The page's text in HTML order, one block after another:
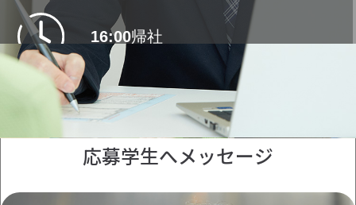
そこを提供できるのが宮地楽器の防
音・リフォーム事業部の理想の形だ
し、強みでもあると感じています。
いうのを目の当たりにしました。僕
も、ちょっとずつですけど、自分の
経験から前例を引き出して選択肢を
ご提案できるようになってきて、接
客も楽しくなってきました。
スピード感もまねしていきたいです
ね。防音パネルを部屋の壁に設置す
16:00帰社
17:00
図面、見積もり作成・
メール対応
18:10退勤
応募学生へメッセージ